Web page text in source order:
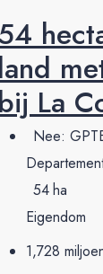
land
bij La
Nee:
54ha
Eigendom
1,728